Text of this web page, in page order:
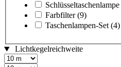
Schlüsseltaschenlampe
Farbfilter (9)
Taschenlampen-Set (4)
Lichtkegelreichweite